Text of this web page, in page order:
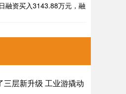
融资买入3143.88万元，融
三层新升级 工业游撬动